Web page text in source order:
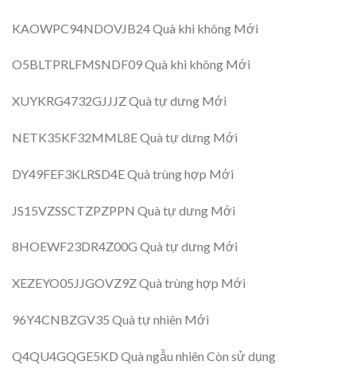
KAOWPC94NDOVJB24 Quà khi không Mới
O5BLTPRLFMSNDF09 Quà khi không Mới
XUYKRG4732GJJJZ Quà tự dưng Mới
NETK35KF32MML8E Quà tự dưng Mới
DY49FEF3KLRSD4E Quà trùng hợp Mới
JS15VZSSCTZPZPPN Quà tự dưng Mới
8HOEWF23DR4Z00G Quà tự dưng Mới
XEZEYO05JJGOVZ9Z Quà trùng hợp Mới
96Y4CNBZGV35 Quà tự nhiên Mới
Q4QU4GQGE5KD Quà ngẫu nhiên Còn sử dụng